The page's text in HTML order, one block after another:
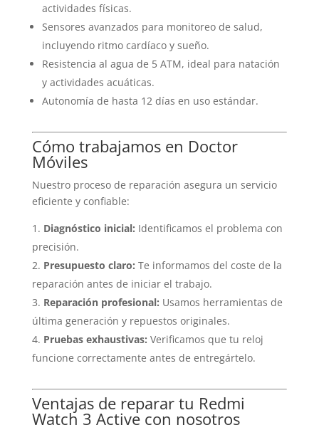
actividades físicas.
Sensores avanzados para monitoreo de salud,
incluyendo ritmo cardíaco y sueño.
Resistencia al agua de 5 ATM, ideal para natación
y actividades acuáticas.
Autonomía de hasta 12 días en uso estándar.
Cómo trabajamos en Doctor
Móviles
Nuestro proceso de reparación asegura un servicio
eficiente y confiable:
Diagnóstico inicial: Identificamos el problema con
precisión.
Presupuesto claro: Te informamos del coste de la
reparación antes de iniciar el trabajo.
Reparación profesional: Usamos herramientas de
última generación y repuestos originales.
Pruebas exhaustivas: Verificamos que tu reloj
funcione correctamente antes de entregártelo.
Ventajas de reparar tu Redmi
Watch 3 Active con nosotros